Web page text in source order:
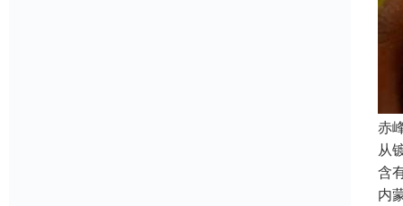
赤
从
含
内